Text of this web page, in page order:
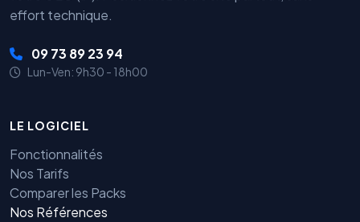
effort technique.
09 73 89 23 94
Lun-Ven: 9h30 - 18h00
LE LOGICIEL
Fonctionnalités
Nos Tarifs
Comparer les Packs
Nos Références